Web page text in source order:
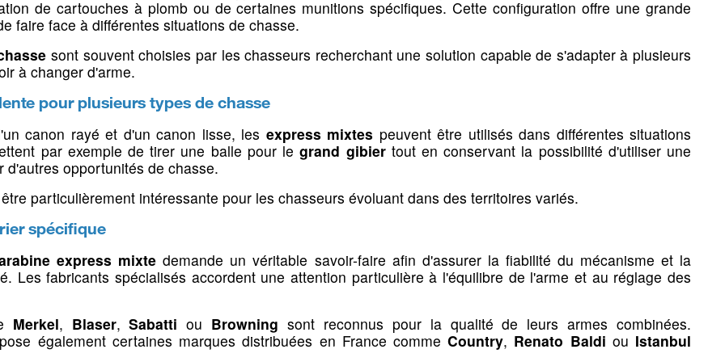
Buscs
Accessoires divers
de poing
pompe
Equipement technique
Housses & étuis
Lampes frontales
Projecteurs de comptage
Eclairage de zone
22LR & 17
Tir &
Hausses, guidons &
grenadière
Hausses & guidons
Grenadière
Bipieds, trépieds &
cannes de pirsch
Cannes & sièges pliants
Cannes de marche
& bretelles
Livres & manuels de chasse
Fouets & flottes
choisir l'arme adaptée à votre pratique.
de s'entraîner dans des conditions proches de la chasse réelle et d'observer immédiatement l'impact du tir afin
de cartouches à plomb ou de certaines munitions spécifiques. Cette configuration offre une grande
faire face à différentes situations de chasse.
sont souvent choisies par les chasseurs recherchant une solution capable de s'adapter à plusieurs
à changer d'arme.
pour plusieurs types de chasse
canon rayé et d'un canon lisse, les express mixtes peuvent être utilisés dans différentes situations
par exemple de tirer une balle pour legrand gibiertout en conservant la possibilité d'utiliser une
d'autres opportunités de chasse.
particulièrement intéressante pour les chasseurs évoluant dans des territoires variés.
spécifique
express mixte demande un véritable savoir-faire afin d'assurer la fiabilité du mécanisme et la
Les fabricants spécialisés accordent une attention particulière à l'équilibre de l'arme et au réglage des
Merkel, Blaser,Sabatti ou Browning sont reconnus pour la qualité de leurs armes combinées.
également certaines marques distribuées en France commeCountry, Renato Baldi ou Istanbul